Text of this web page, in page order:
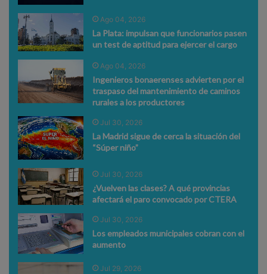
Ago 04, 2026
La Plata: impulsan que funcionarios pasen
un test de aptitud para ejercer el cargo
Ago 04, 2026
Ingenieros bonaerenses advierten por el
traspaso del mantenimiento de caminos
rurales a los productores
Jul 30, 2026
La Madrid sigue de cerca la situación del
“Súper niño”
Jul 30, 2026
¿Vuelven las clases? A qué provincias
afectará el paro convocado por CTERA
Jul 30, 2026
Los empleados municipales cobran con el
aumento
Jul 29, 2026